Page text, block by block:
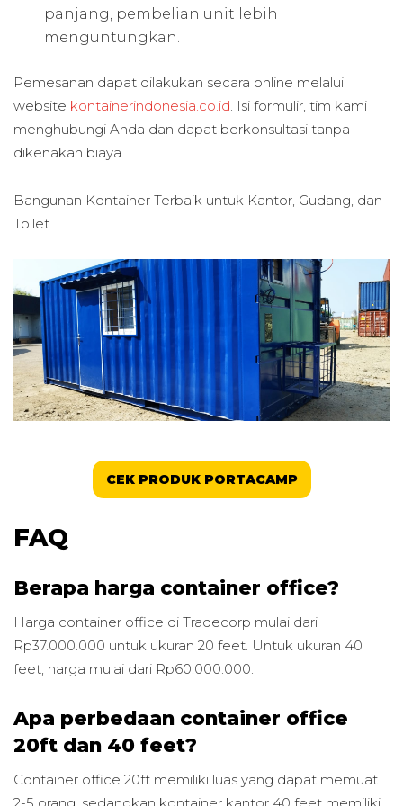
panjang, pembelian unit lebih
menguntungkan.
Pemesanan dapat dilakukan secara online melalui
website kontainerindonesia.co.id. Isi formulir, tim kami
menghubungi Anda dan dapat berkonsultasi tanpa
dikenakan biaya.
Bangunan Kontainer Terbaik untuk Kantor, Gudang, dan
Toilet
CEK PRODUK PORTACAMP
FAQ
Berapa harga container office?
Harga container office di Tradecorp mulai dari
Rp37.000.000 untuk ukuran 20 feet. Untuk ukuran 40
feet, harga mulai dari Rp60.000.000.
Apa perbedaan container office
20ft dan 40 feet?
Container office 20ft memiliki luas yang dapat memuat